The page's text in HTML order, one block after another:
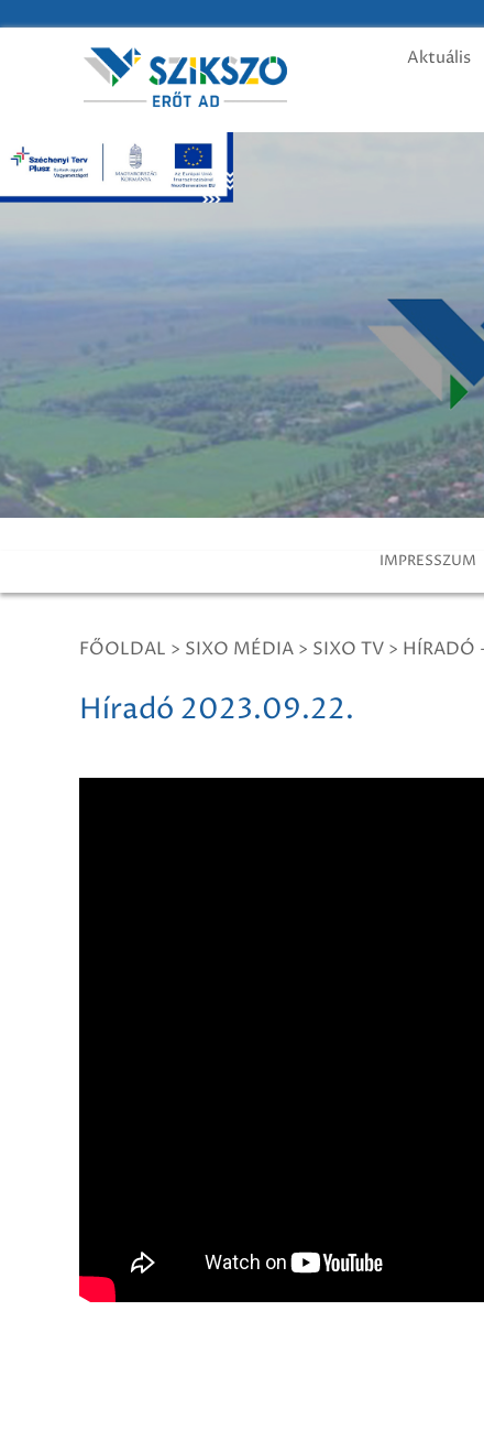
Aktuális
IMPRESSZUM
FŐOLDAL > SIXO MÉDIA > SIXO TV > HÍRADÓ
Híradó 2023.09.22.